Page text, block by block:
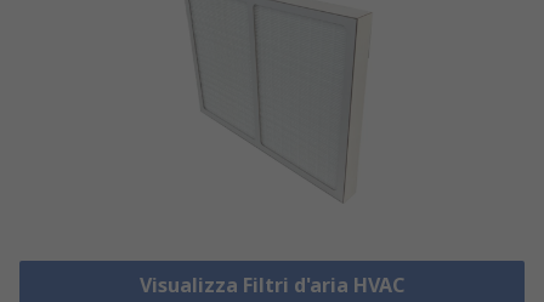
Visualizza Filtri d'aria HVAC